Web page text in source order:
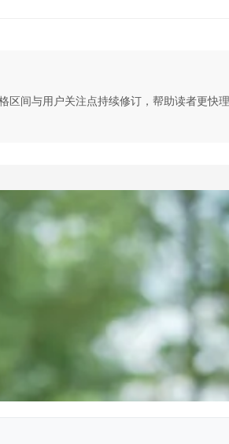
区间与用户关注点持续修订，帮助读者更快